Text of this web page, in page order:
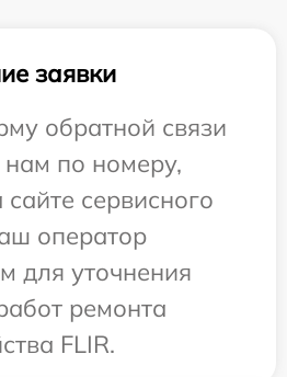
заявки
обратной связи
по номеру,
сервисного
оператор
для уточнения
ремонта
FLIR.